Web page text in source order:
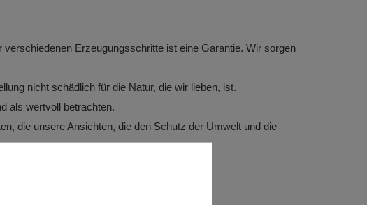
Erzeugungsschritte ist eine Garantie. Wir sorgen
nicht schädlich für die Natur, die wir lieben, ist.
als wertvoll betrachten.
die unsere Ansichten, die den Schutz der Umwelt und die
Produkt genau, wie es ist, anzusehen.